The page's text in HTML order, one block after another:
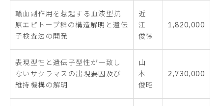
輸血副作用を惹起する血液型抗
原エピトープ群の構造解明と遺伝
子検査法の開発
近
江
俊徳
1,820,000
表現型性と遺伝子型性が一致し
ないサクラマスの出現要因及び
維持機構の解明
山
本
俊昭
2,730,000